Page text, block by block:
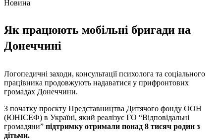
Новина
Як працюють мобільні бригади на
Донеччині
Логопедичні заходи, консультації психолога та соціального
працівника продовжують надаватися у прифронтових
громадах Донеччини.
З початку проєкту Представництва Дитячого фонду ООН
(ЮНІСЕФ) в Україні, який реалізує ГО “Відповідальні
громадяни” підтримку отримали понад 8 тисяч родин з
дітьми.